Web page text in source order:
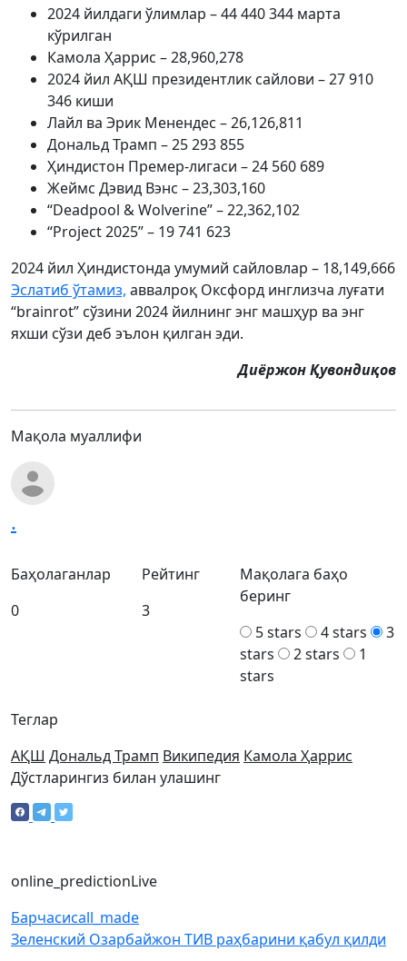
2024 йилдаги ўлимлар – 44 440 344 марта
кўрилган
Камола Ҳаррис – 28,960,278
2024 йил АҚШ президентлик сайлови – 27 910
346 киши
Лайл ва Эрик Менендес – 26,126,811
Дональд Трамп – 25 293 855
Ҳиндистон Премер-лигаси – 24 560 689
Жеймс Дэвид Вэнc – 23,303,160
“Deadpool & Wolverine” – 22,362,102
“Project 2025” – 19 741 623
2024 йил Ҳиндистонда умумий сайловлар – 18,149,666
Эслатиб ўтамиз, аввалроқ Оксфорд инглизча луғати
“brainrot” сўзини 2024 йилнинг энг машҳур ва энг
яхши сўзи деб эълон қилган эди.
Диёржон Қувондиқов
Мақола муаллифи
.
Теглар
АҚШ Дональд Трамп Википедия Камола Ҳаррис
Баҳолаганлар
0
Рейтинг
3
Мақолага баҳо
беринг
5 stars
4 stars
3
stars
2 stars
1
stars
Дўстларингиз билан улашинг
online_predictionLive
Барчасиcall_made
Зеленский Озарбайжон ТИВ раҳбарини қабул қилди